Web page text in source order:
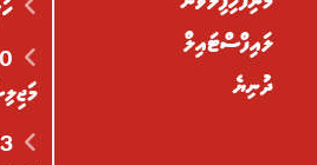
ލައިފްސްޓައިލް
ދުނިޔެ